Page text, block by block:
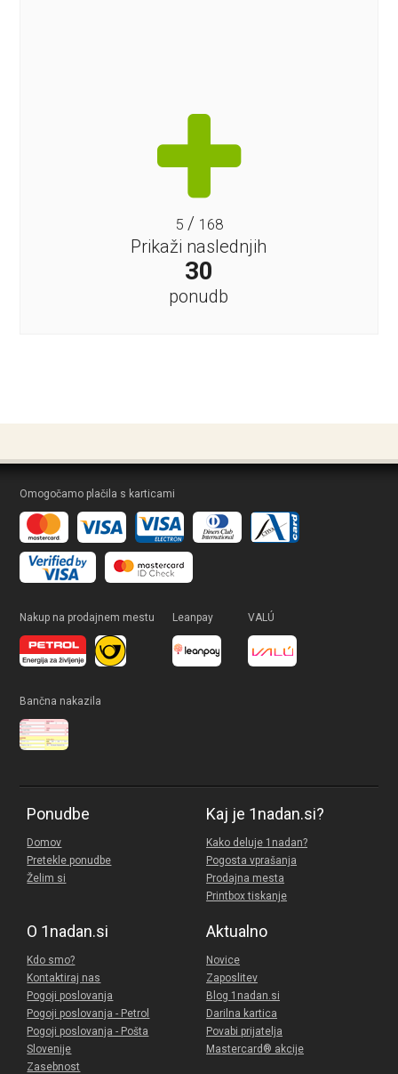
5/ 168
Prikaži naslednjih
30
ponudb
Omogočamo plačila s karticami
Nakup na prodajnem mestu Leanpay VALÚ
Bančna nakazila
Ponudbe
Domov
Pretekle ponudbe
Želim si
Kaj je 1nadan.si?
Kako deluje 1nadan?
Pogosta vprašanja
Prodajna mesta
Printbox tiskanje
O 1nadan.si
Kdo smo?
Kontaktiraj nas
Pogoji poslovanja
Pogoji poslovanja - Petrol
Pogoji poslovanja - Pošta
Slovenije
Zasebnost
Aktualno
Novice
Zaposlitev
Blog 1nadan.si
Darilna kartica
Povabi prijatelja
Mastercard® akcije